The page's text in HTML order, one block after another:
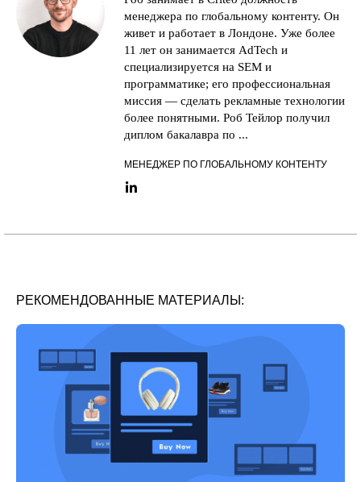
менеджера по глобальному контенту. Он
живет и работает в Лондоне. Уже более
11 лет он занимается AdTech и
специализируется на SEM и
программатике; его профессиональная
миссия — сделать рекламные технологии
более понятными. Роб Тейлор получил
диплом бакалавра по ...
МЕНЕДЖЕР ПО ГЛОБАЛЬНОМУ КОНТЕНТУ
LinkedIn link
РЕКОМЕНДОВАННЫЕ МАТЕРИАЛЫ: